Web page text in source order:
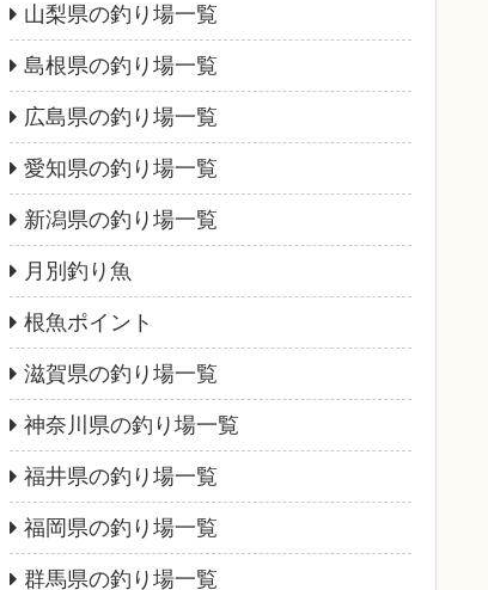
山梨県の釣り場一覧
島根県の釣り場一覧
広島県の釣り場一覧
愛知県の釣り場一覧
新潟県の釣り場一覧
月別釣り魚
根魚ポイント
滋賀県の釣り場一覧
神奈川県の釣り場一覧
福井県の釣り場一覧
福岡県の釣り場一覧
群馬県の釣り場一覧